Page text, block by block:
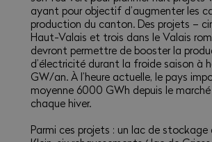
ayant pour objectif d’augmenter les
production du canton. Des projets –
Haut-Valais et trois dans le Valais
devront permettre de booster la
d’électricité durant la froide saison à
GW/an. À l’heure actuelle, le pays
moyenne 6000 GWh depuis le marché
chaque hiver.
Parmi ces projets : un lac de stockage